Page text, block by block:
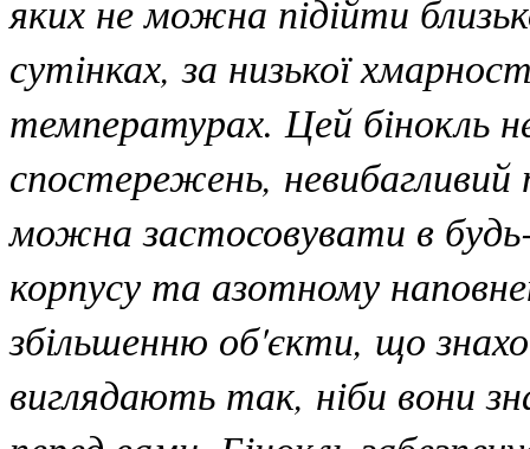
яких не можна підійти
сутінках, за низької
температурах. Цей бінокль
спостережень, невибагливий
можна застосовувати в
корпусу та азотному
збільшенню об'єкти, що
виглядають так, ніби вони